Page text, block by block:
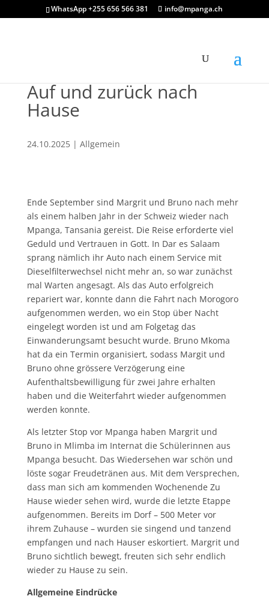
WhatsApp +255 656 566 381 info@mpanga.ch
Auf und zurück nach
Hause
24.10.2025| Allgemein
Ende September sind Margrit und Bruno nach mehr
als einem halben Jahr in der Schweiz wieder nach
Mpanga, Tansania gereist. Die Reise erforderte viel
Geduld und Vertrauen in Gott. In Dar es Salaam
sprang nämlich ihr Auto nach einem Service mit
Dieselfilterwechsel nicht mehr an, so war zunächst
mal Warten angesagt. Als das Auto erfolgreich
repariert war, konnte dann die Fahrt nach Morogoro
aufgenommen werden, wo ein Stop über Nacht
eingelegt worden ist und am Folgetag das
Einwanderungsamt besucht wurde. Bruno Mkoma
hat da ein Termin organisiert, sodass Margit und
Bruno ohne grössere Verzögerung eine
Aufenthaltsbewilligung für zwei Jahre erhalten
haben und die Weiterfahrt wieder aufgenommen
werden konnte.
Als letzter Stop vor Mpanga haben Margrit und
Bruno in Mlimba im Internat die Schülerinnen aus
Mpanga besucht. Das Wiedersehen war schön und
löste sogar Freudetränen aus. Mit dem Versprechen,
dass man sich am kommenden Wochenende Zu
Hause wieder sehen wird, wurde die letzte Etappe
aufgenommen. Bereits im Dorf – 500 Meter vor
ihrem Zuhause – wurden sie singend und tanzend
empfangen und nach Hauser eskortiert. Margrit und
Bruno sichtlich bewegt, freuten sich sehr endlich
wieder zu Hause zu sein.
Allgemeine Eindrücke